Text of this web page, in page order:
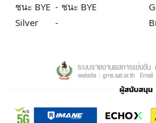
ชนะ BYE - ชนะ BYE
Silver
-